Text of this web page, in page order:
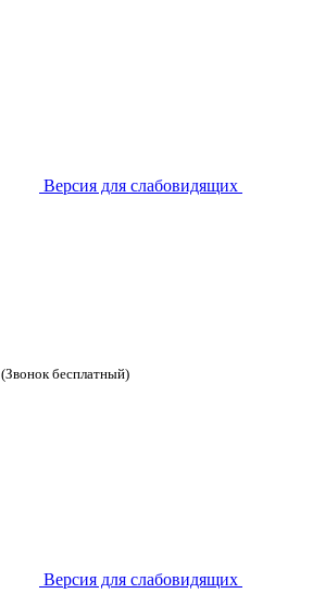
Версия для слабовидящих
(Звонок бесплатный)
Версия для слабовидящих